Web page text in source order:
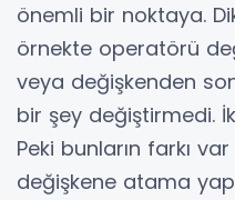
önemli bir noktaya.
örnekte operatörü
veya değişkenden
bir şey değiştirmedi.
Peki bunların farkı
değişkene atama